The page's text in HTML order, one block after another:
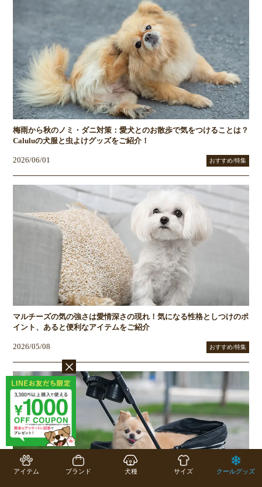
アイテム ブランド 犬種 サイズ クールグッズ
梅雨から秋のノミ・ダニ対策：愛犬とのお散歩で気をつけることは？
Caluluの犬服と虫よけグッズをご紹介！
2026/06/01 おすすめ/特集
マルチーズの気の強さは愛情深さの現れ！気になる性格としつけのポ
イント、あると便利なアイテムをご紹介
2026/05/08 おすすめ/特集